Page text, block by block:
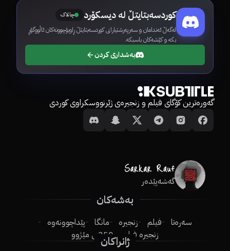
کوردسەبتایتڵ لە دیسکۆرد چالاک
لەگەڵ ئەندامان و سەرپەرشتیارانی کوردسەبتایتڵ ڕاوبۆچوونەکان ئاڵووگۆڕ
بکە و کێشەکان باسبکە.
بەشداری کردن
گەورەترین کۆگای فیلم و زنجیرەی ژێرنووسکراوی کوردی
گەشەپێدەر
بەشەکان
سەرەتا فیلم زنجیرە مانگا
پێداچوونەوە
زنجیرە فیلم
250ـی مێژوو
ژانراکان